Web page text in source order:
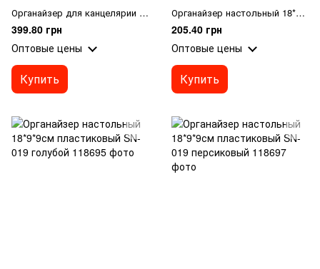
Органайзер для канцелярии 13*13,5см на 5 отд. из металлической сетки 2013
399.80 грн
Оптовые цены
Купить
Органайзер настольный 18*9*9см пластиковый SN-019 белый
205.40 грн
Оптовые цены
Купить